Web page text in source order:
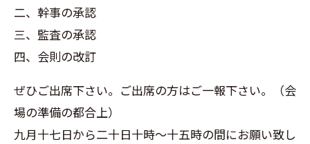
二、幹事の承認
三、監査の承認
四、会則の改訂
ぜひご出席下さい。ご出席の方はご一報下さい。（会
場の準備の都合上）
九月十七日から二十日十時～十五時の間にお願い致し